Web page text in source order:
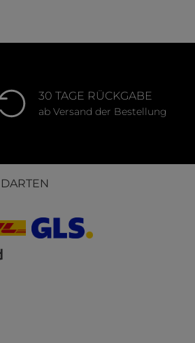
30 TAGE RÜCKGABE
ab Versand der Bestellung